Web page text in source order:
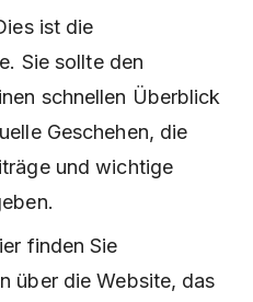
ist die
Sie sollte den
schnellen Überblick
Geschehen, die
und wichtige
finden Sie
über die Website, das